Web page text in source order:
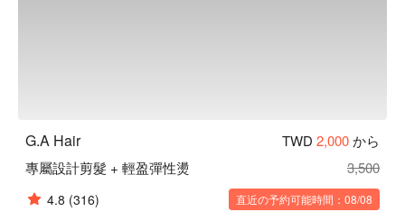
G.A Hair TWD 2,000から
專屬設計剪髮 + 輕盈彈性燙
3,500
4.8 (316) 直近の予約可能時間：08/08